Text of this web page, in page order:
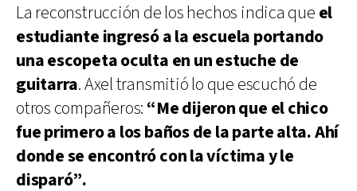
La reconstrucción de los hechos indica que el
estudiante ingresó a la escuela portando
una escopeta oculta en un estuche de
guitarra. Axel transmitió lo que escuchó de
otros compañeros: “Me dijeron que el chico
fue primero a los baños de la parte alta. Ahí
donde se encontró con la víctima y le
disparó”.